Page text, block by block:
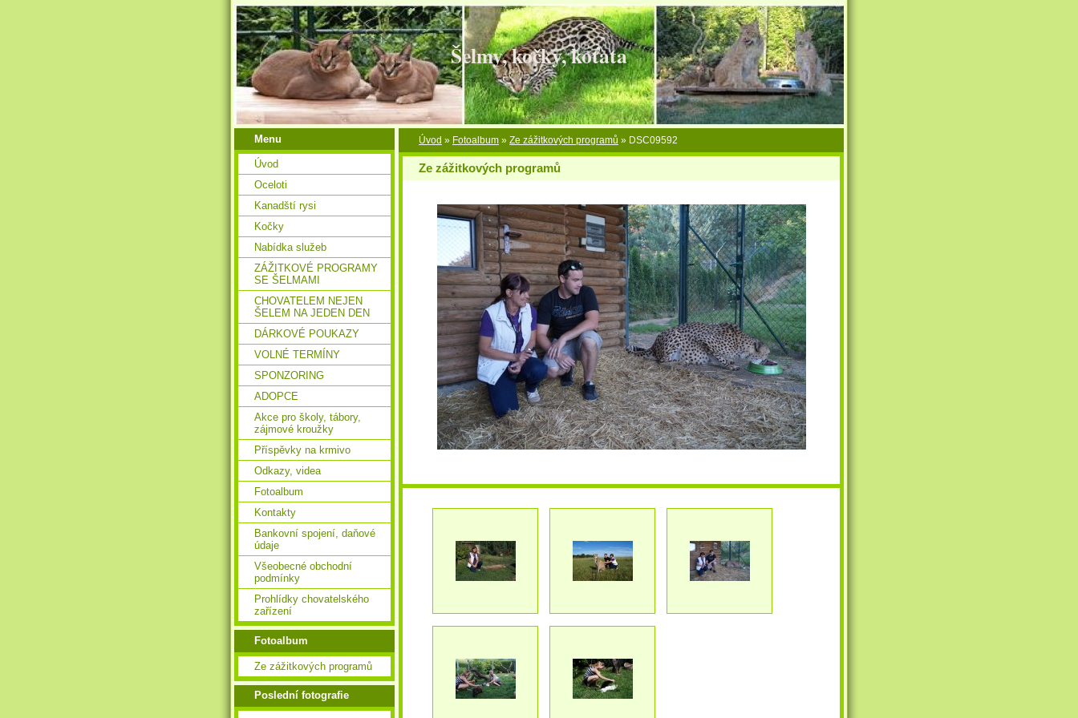
Šelmy, kočky, koťata
Úvod » Fotoalbum » Ze zážitkových programů » DSC09592
Ze zážitkových programů
Menu
Úvod
Oceloti
Kanadští rysi
Kočky
Nabídka služeb
ZÁŽITKOVÉ PROGRAMY
SE ŠELMAMI
CHOVATELEM NEJEN
ŠELEM NA JEDEN DEN
DÁRKOVÉ POUKAZY
VOLNÉ TERMÍNY
SPONZORING
ADOPCE
Akce pro školy, tábory,
zájmové kroužky
Příspěvky na krmivo
Odkazy, videa
Fotoalbum
Kontakty
Bankovní spojení, daňové
údaje
Všeobecné obchodní
podmínky
Prohlídky chovatelského
zařízení
Fotoalbum
Ze zážitkových programů
Poslední fotografie